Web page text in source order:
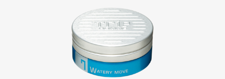
サステナビリティ
コーポレート
シリーズ一覧
カテゴリー一覧